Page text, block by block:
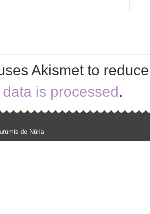
Akismet to
is processed.
de Núria